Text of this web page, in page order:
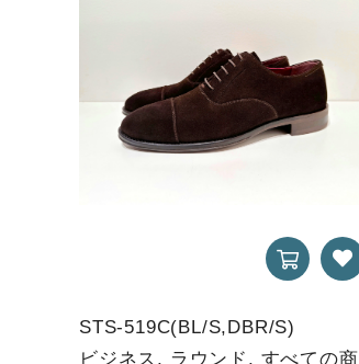
STS-519C(BL/S,DBR/S)
ビジネス, ラウンド, すべての商